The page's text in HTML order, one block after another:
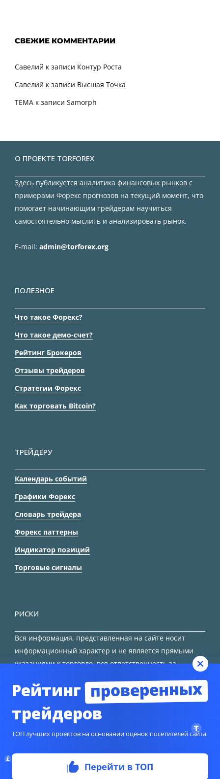
СВЕЖИЕ КОММЕНТАРИИ
Савелий к записи Контур Роста
Савелий к записи Высшая Точка
TEMA к записи Samorph
О ПРОЕКТЕ TORFOREX
Здесь публикуется аналитика финансовых рынков с
примерами Форекс прогнозов на текущий момент, что
помогает начинающим трейдерам научиться
самостоятельно мыслить и анализировать рынок.
E-mail: admin@torforex.org
ПОЛЕЗНОЕ
Что такое Форекс?
Что такое демо-счет?
Рейтинг Брокеров
Отзывы трейдеров
Стратегии Форекс
Как торговать Bitcoin?
ТРЕЙДЕРУ
Календарь событий
Графики Форекс
Словарь трейдера
Форекс паттерны
Индикатор позиций
Торговые сигналы
РИСКИ
Вся информация, представленная на сайте носит
информационный характер и не является прямыми
указаниями к торговле, вся ответственность за
© Copyright 2024TORFOREX.COM
Рейтинг проверенных
трейдеров
ТОП лучших проектов на основании оценок посетителей сайта
Перейти в ТОП